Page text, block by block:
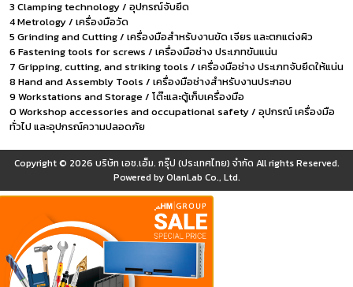
3 Clamping technology / อุปกรณ์จับยึด
4 Metrology / เครื่องมือวัด
5 Grinding and Cutting / เครื่องมือสำหรับงานขัด เจียร และตกแต่งผิว
6 Fastening tools for screws / เครื่องมือช่าง ประเภทขันแน่น
7 Gripping, cutting, and striking tools / เครื่องมือช่าง ประเภทจับยึดให้แน่น
8 Hand and Assembly Tools / เครื่องมือช่างสำหรับงานประกอบ
9 Workstations and Storage / โต๊ะและตู้เก็บเครื่องมือ
0 Workshop accessories and occupational safety / อุปกรณ์ เครื่องมือ
ทั่วไป และอุปกรณ์ความปลอดภัย
Copyright © 2026 บริษัท เอช.เอ็ม. กรุ๊ป (ประเทศไทย) จำกัด All rights Reserved.
Powered byOlanLab Co., Ltd.